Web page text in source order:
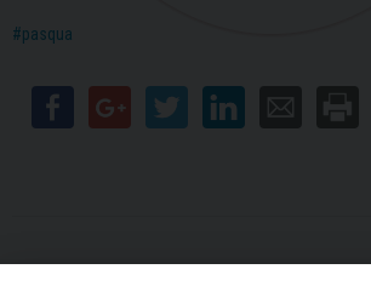
#pasqua